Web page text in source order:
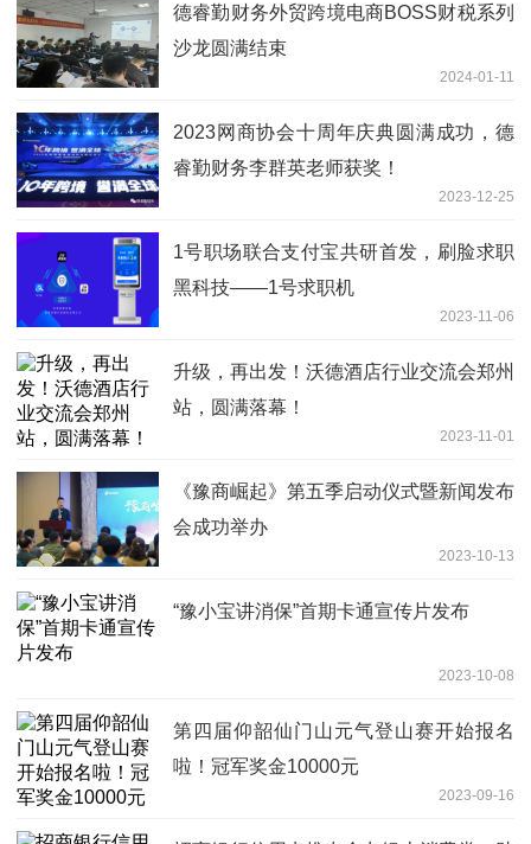
德睿勤财务外贸跨境电商BOSS财税系列
沙龙圆满结束
2024-01-11
2023网商协会十周年庆典圆满成功，德
睿勤财务李群英老师获奖！
2023-12-25
1号职场联合支付宝共研首发，刷脸求职
黑科技——1号求职机
2023-11-06
升级，再出发！沃德酒店行业交流会郑州
站，圆满落幕！
2023-11-01
《豫商崛起》第五季启动仪式暨新闻发布
会成功举办
2023-10-13
“豫小宝讲消保”首期卡通宣传片发布
2023-10-08
第四届仰韶仙门山元气登山赛开始报名
啦！冠军奖金10000元
2023-09-16